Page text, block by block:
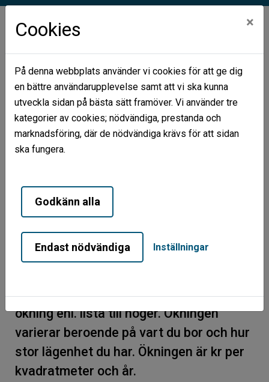
Nyhetsarkiv
Justerade hyror från 1 april 2026
Justerade hyror från 1 april
Justerade hyror från 1 april
Från 1 april justeras hyrorna i våra
hyresgästföreningen landade vi på
ökning enl. lista till höger. Ökningen
varierar beroende på vart du bor och hur
stor lägenhet du har. Ökningen är kr per
kvadratmeter och år.
Cookies ×
På denna webbplats använder vi cookies för att ge dig
en bättre användarupplevelse samt att vi ska kunna
utveckla sidan på bästa sätt framöver. Vi använder tre
kategorier av cookies; nödvändiga, prestanda och
marknadsföring, där de nödvändiga krävs för att sidan
ska fungera.
Godkänn alla
Endast nödvändiga Inställningar